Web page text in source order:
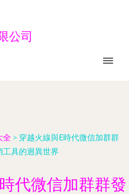
公司
全 > 穿越火線與E時代微信加群群
具的迥異世界
代微信加群群發